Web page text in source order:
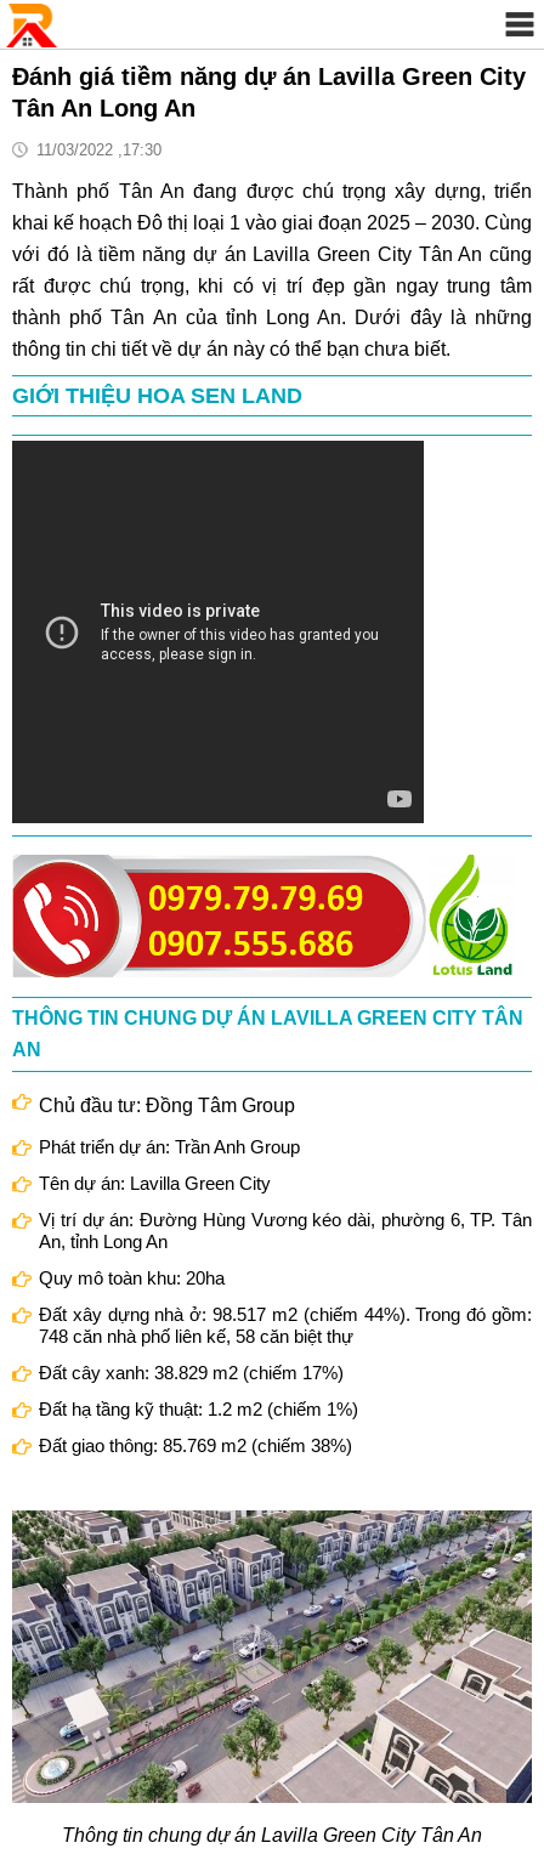
Đánh giá tiềm năng dự án Lavilla Green City
Tân An Long An
11/03/2022 ,17:30
Thành phố Tân An đang được chú trọng xây dựng, triển
khai kế hoạch Đô thị loại 1 vào giai đoạn 2025 – 2030. Cùng
với đó là tiềm năng dự án Lavilla Green City Tân An cũng
rất được chú trọng, khi có vị trí đẹp gần ngay trung tâm
thành phố Tân An của tỉnh Long An. Dưới đây là những
thông tin chi tiết về dự án này có thể bạn chưa biết.
GIỚI THIỆU HOA SEN LAND
THÔNG TIN CHUNG DỰ ÁN LAVILLA GREEN CITY TÂN
AN
Chủ đầu tư: Đồng Tâm Group
Phát triển dự án: Trần Anh Group
Tên dự án: Lavilla Green City
Vị trí dự án: Đường Hùng Vương kéo dài, phường 6, TP. Tân
An, tỉnh Long An
Quy mô toàn khu: 20ha
Đất xây dựng nhà ở: 98.517 m2 (chiếm 44%). Trong đó gồm:
748 căn nhà phố liên kế, 58 căn biệt thự
Đất cây xanh: 38.829 m2 (chiếm 17%)
Đất hạ tầng kỹ thuật: 1.2 m2 (chiếm 1%)
Đất giao thông: 85.769 m2 (chiếm 38%)
Thông tin chung dự án Lavilla Green City Tân An